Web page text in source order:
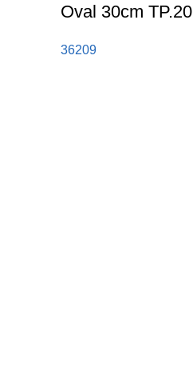
Oval 30cm TP.20
36209